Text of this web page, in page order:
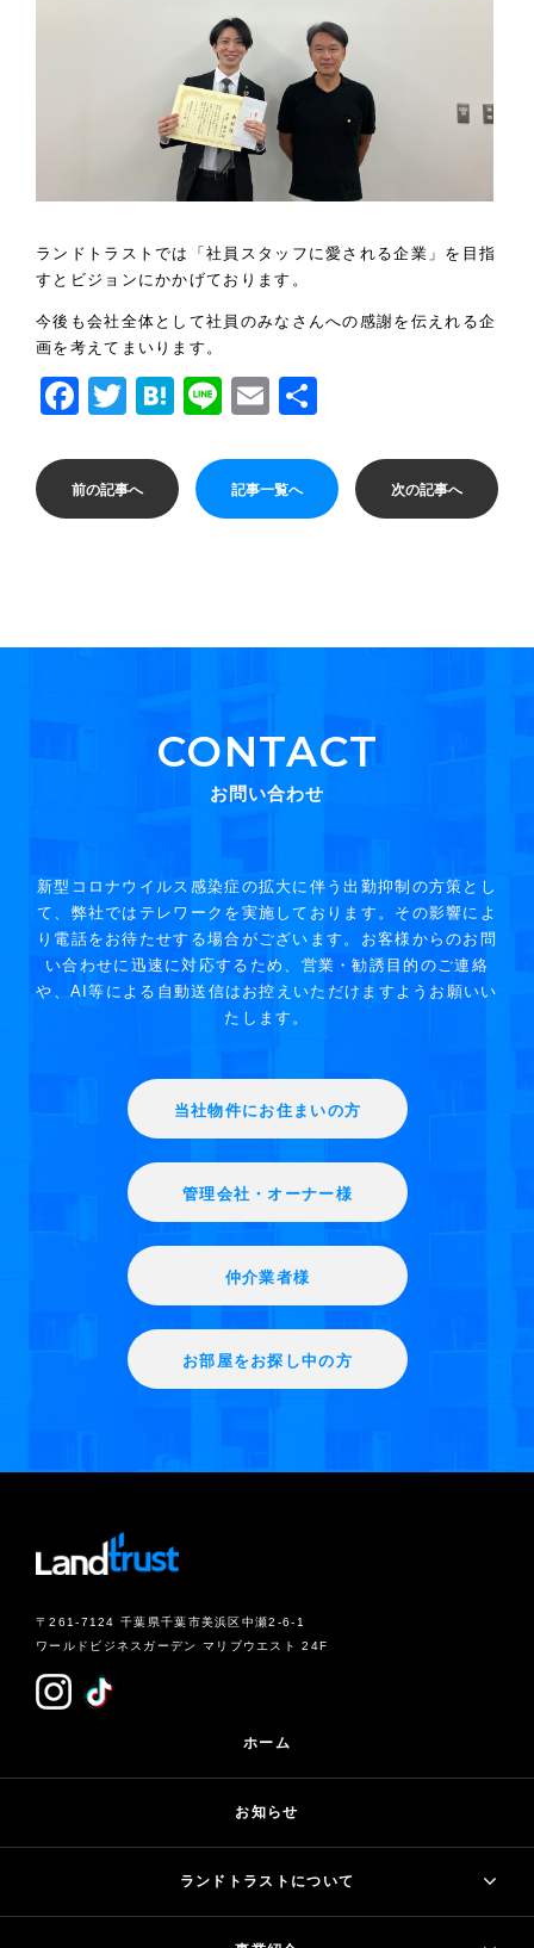
ランドトラストでは「社員スタッフに愛される企業」を目指
すとビジョンにかかげております。
今後も会社全体として社員のみなさんへの感謝を伝えれる企
画を考えてまいります。
Facebook
Twitter
Hatena
LineEmail
前の記事へ 記事一覧へ 次の記事へ
CONTACT
お問い合わせ
新型コロナウイルス感染症の拡大に伴う出勤抑制の方策とし
て、弊社ではテレワークを実施しております。その影響によ
り電話をお待たせする場合がございます。お客様からのお問
い合わせに迅速に対応するため、営業・勧誘目的のご連絡
や、AI等による自動送信はお控えいただけますようお願いい
たします。
当社物件にお住まいの方
管理会社・オーナー様
仲介業者様
お部屋をお探し中の方
〒261-7124 千葉県千葉市美浜区中瀬2-6-1
ワールドビジネスガーデン マリブウエスト 24F
ホーム
お知らせ
ランドトラストについて